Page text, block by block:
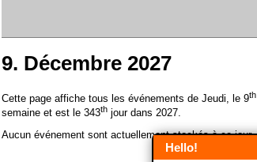
9. Décembre 2027
Cette page affiche tous les événements de Jeudi, le 9th
semaine et est le 343th jour dans 2027.
Aucun événement sont actuellement stockés à ce jour.
Hello!